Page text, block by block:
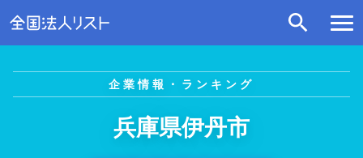
企業情報・ランキング
兵庫県伊丹市